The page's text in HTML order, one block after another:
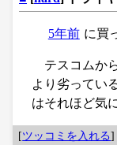
5年前 に買
テスコムか
より劣ってい
はそれほど気
[ツッコミを入れる]